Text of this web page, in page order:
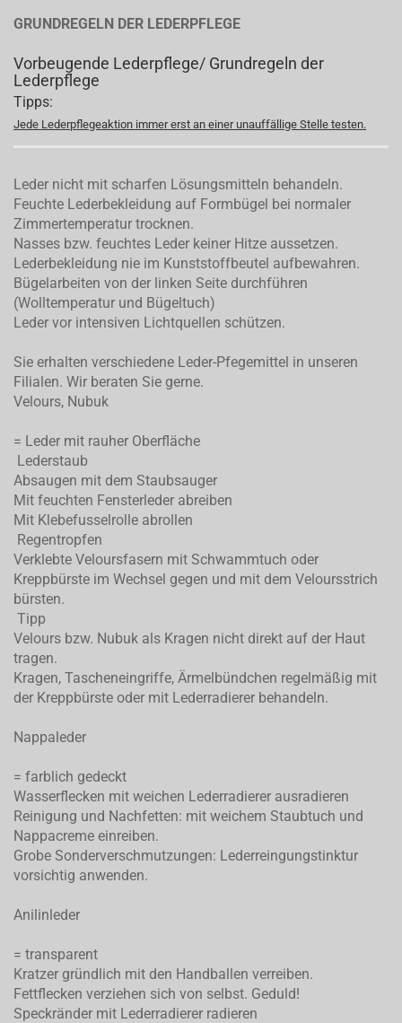
GRUNDREGELN DER LEDERPFLEGE
Vorbeugende Lederpflege/ Grundregeln der
Lederpflege
Tipps:
Jede Lederpflegeaktion immer erst an einer unauffällige Stelle testen.
Leder nicht mit scharfen Lösungsmitteln behandeln.
Feuchte Lederbekleidung auf Formbügel bei normaler
Zimmertemperatur trocknen.
Nasses bzw. feuchtes Leder keiner Hitze aussetzen.
Lederbekleidung nie im Kunststoffbeutel aufbewahren.
Bügelarbeiten von der linken Seite durchführen
(Wolltemperatur und Bügeltuch)
Leder vor intensiven Lichtquellen schützen.
Sie erhalten verschiedene Leder-Pfegemittel in unseren
Filialen. Wir beraten Sie gerne.
Velours, Nubuk
= Leder mit rauher Oberfläche
Lederstaub
Absaugen mit dem Staubsauger
Mit feuchten Fensterleder abreiben
Mit Klebefusselrolle abrollen
Regentropfen
Verklebte Veloursfasern mit Schwammtuch oder
Kreppbürste im Wechsel gegen und mit dem Veloursstrich
bürsten.
Tipp
Velours bzw. Nubuk als Kragen nicht direkt auf der Haut
tragen.
Kragen, Tascheneingriffe, Ärmelbündchen regelmäßig mit
der Kreppbürste oder mit Lederradierer behandeln.
Nappaleder
= farblich gedeckt
Wasserflecken mit weichen Lederradierer ausradieren
Reinigung und Nachfetten: mit weichem Staubtuch und
Nappacreme einreiben.
Grobe Sonderverschmutzungen: Lederreingungstinktur
vorsichtig anwenden.
Anilinleder
= transparent
Kratzer gründlich mit den Handballen verreiben.
Fettflecken verziehen sich von selbst. Geduld!
Speckränder mit Lederradierer radieren